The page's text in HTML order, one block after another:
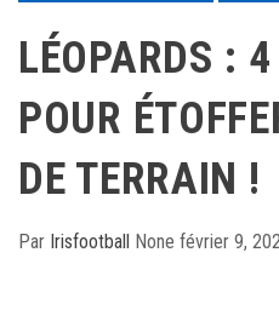
LÉOPARDS :
POUR
DE TERRAIN !
Par Irisfootball None février 9,